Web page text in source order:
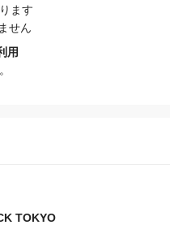
ます
せん
用
TOKYO